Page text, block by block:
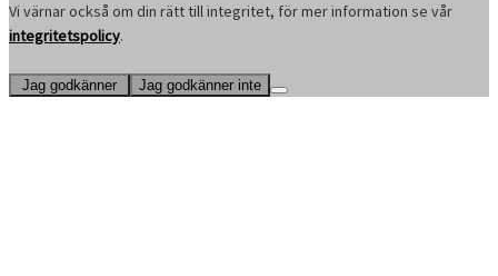
Vi värnar också om din rätt till integritet, för mer information se vår
integritetspolicy.
Jag godkänner Jag godkänner inte